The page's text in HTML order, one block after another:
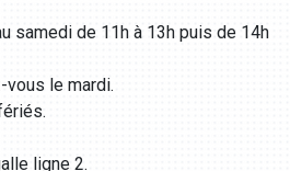
samedi de 11h à 13h puis de 14h
vous le mardi.
ligne 2.